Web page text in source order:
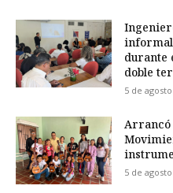
durante
doble
5 de
Arrancó
5 de